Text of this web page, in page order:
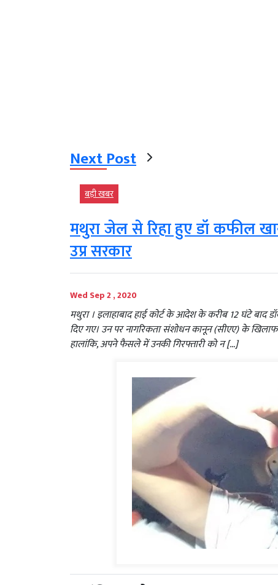
Next Post
बड़ी खबर
मथुरा जेल से रिहा हुए डॉ कफील
उप्र सरकार
Wed Sep 2 , 2020
मथुरा । इलाहाबाद हाई कोर्ट के आदेश के करीब 12 घंटे
दिए गए। उन पर नागरिकता संशोधन कानून (सीएए) के खिलाफ
हालांकि, अपने फैसले में उनकी गिरफ्तारी को न […]